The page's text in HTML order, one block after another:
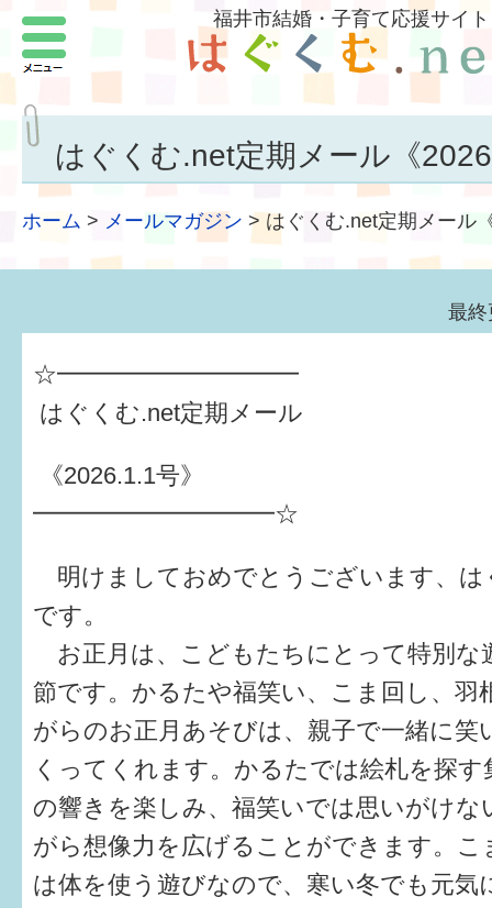
福井市結婚・子育て応援サイト
はぐくむ.net定期メール《
ホーム > メールマガジン > はぐくむ.net定期メール
最終
☆━━━━━━━━━━
はぐくむ.net定期メール
《2026.1.1号》
━━━━━━━━━━☆
明けましておめでとうございます、は
です。
お正月は、こどもたちにとって特別な
節です。かるたや福笑い、こま回し、羽
がらのお正月あそびは、親子で一緒に笑
くってくれます。かるたでは絵札を探
の響きを楽しみ、福笑いでは思いがけな
がら想像力を広げることができます。こ
は体を使う遊びなので、寒い冬でも元気
メニュー
結婚したい
子どもがほしい
子どもを育てよう
もしものときの緊急連絡先
届出・手当・助成
健診・予防接種
仲間づくり・遊び場
子どもを預けたい
入園・入学
相談したい
さまざまな支援
子育てカレンダー
妊娠